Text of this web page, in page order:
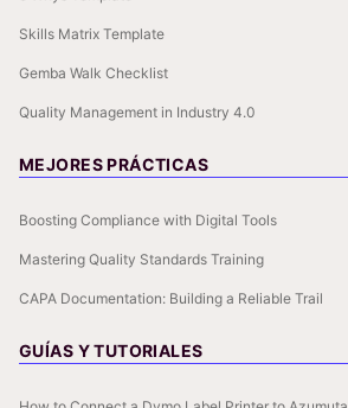
Skills Matrix Template
Gemba Walk Checklist
Quality Management in Industry 4.0
MEJORES PRÁCTICAS
Boosting Compliance with Digital Tools
Mastering Quality Standards Training
CAPA Documentation: Building a Reliable Trail
GUÍAS Y TUTORIALES